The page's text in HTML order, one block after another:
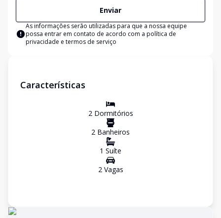
Enviar
As informações serão utilizadas para que a nossa equipe
possa entrar em contato de acordo com a política de
privacidade e termos de serviço
Características
2Dormitórios
2 Banheiros
1 Suíte
2Vagas